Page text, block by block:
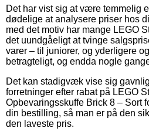
Det har vist sig at være temmelig
dødelige at analysere priser hos
med det motiv har mange LEGO
det uundgåeligt at tvinge
varer – til juniorer, og yderligere
betragteligt, og endda nogle
Det kan stadigvæk vise sig
forretninger efter rabat på LEGO
Opbevaringsskuffe Brick 8 – Sort
din bestilling, så man er på den
den laveste pris.